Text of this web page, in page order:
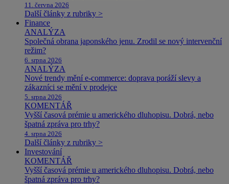
11. června 2026
Další články z rubriky >
Finance
ANALÝZA
Společná obrana japonského jenu. Zrodil se nový intervenční
režim?
6. srpna 2026
ANALÝZA
Nové trendy mění e-commerce: doprava poráží slevy a
zákazníci se mění v prodejce
5. srpna 2026
KOMENTÁŘ
Vyšší časová prémie u amerického dluhopisu. Dobrá, nebo
špatná zpráva pro trhy?
4. srpna 2026
Další články z rubriky >
Investování
KOMENTÁŘ
Vyšší časová prémie u amerického dluhopisu. Dobrá, nebo
špatná zpráva pro trhy?